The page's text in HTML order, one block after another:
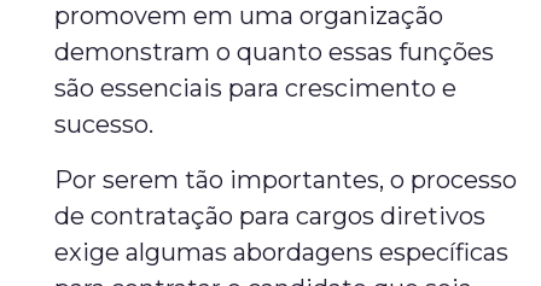
promovem em uma organização
demonstram o quanto essas funções
são essenciais para crescimento e
sucesso.
Por serem tão importantes, o processo
de contratação para cargos diretivos
exige algumas abordagens específicas